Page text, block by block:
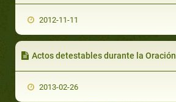
2012-11-11
Actos detestables durante la Oración
2013-02-26